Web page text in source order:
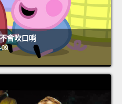
會吹口哨
09